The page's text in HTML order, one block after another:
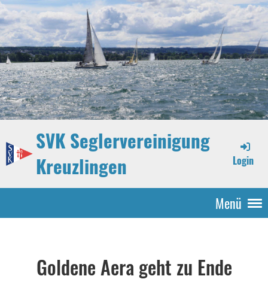
SVK Seglervereinigung
Kreuzlingen
Login
Menü
Goldene Aera geht zu Ende